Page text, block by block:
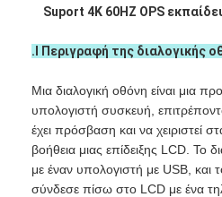
Αρχική Σελίδα
Προϊόντα
Suport 4K 60HZ OPS
.Ⅰ Περιγραφή της διαλογικής
Μια διαλογική οθόνη είναι μια
υπολογιστή συσκευή,
έχει πρόσβαση και να χειριστεί
βοήθεια μιας επίδειξης LCD. Το
με έναν υπολογιστή με USB, και
σύνδεσε πίσω στο LCD με ένα